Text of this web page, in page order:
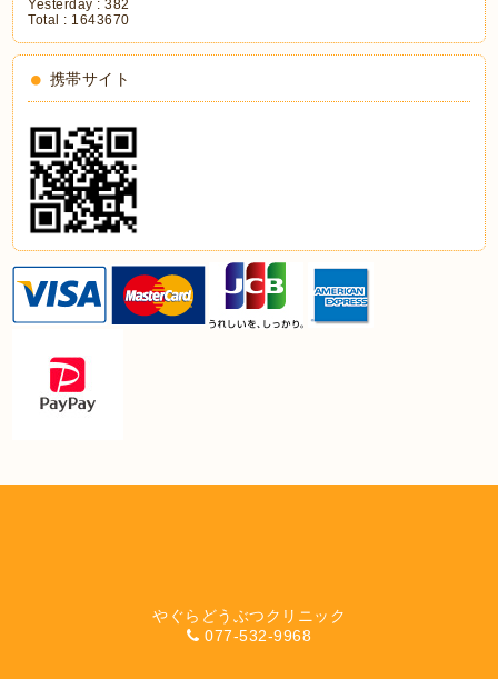
Yesterday :382
Total : 1643670
携帯サイト
やぐらどうぶつクリニック
077-532-9968